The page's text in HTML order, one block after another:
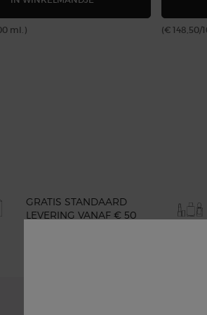
ml.) (€ 148,50/
GRATIS STANDAARD
LEVERING VANAF € 50